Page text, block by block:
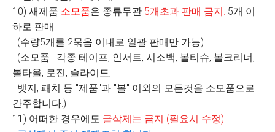
10) 새제품 소모품은 종류무관 5개초과 판매 금지. 5개 이
하로 판매.
(수량5개를 2묶음 이내로 일괄 판매만 가능)
(소모품 : 각종 테이프, 인서트, 시소백, 볼티슈, 볼크리너,
볼타올, 로진, 슬라이드,
뱃지, 패치 등 "제품"과 "볼" 이외의 모든것을 소모품으로
간주합니다.)
11) 어떠한 경우에도 글삭제는 금지 (필요시 수정)